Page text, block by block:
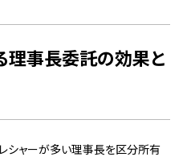
理事長委託の効果と
シャーが多い理事長を区分所有